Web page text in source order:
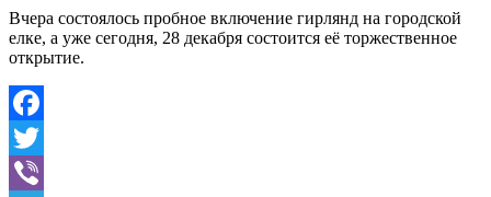
Вчера состоялось пробное включение гирлянд на городской
елке, а уже сегодня, 28 декабря состоится её торжественное
открытие.
Facebook
Twitter